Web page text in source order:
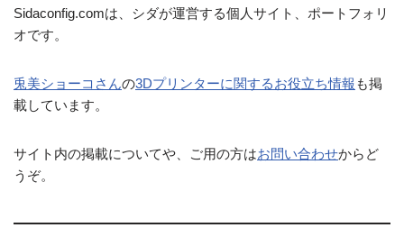
Sidaconfig.comは、シダが運営する個人サイト、ポートフォリ
オです。
兎美ショーコさんの3Dプリンターに関するお役立ち情報 も掲
載しています。
サイト内の掲載についてや、ご用の方はお問い合わせからど
うぞ。